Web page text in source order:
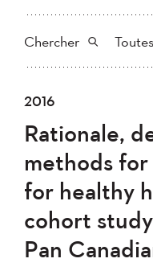
Chercher
Tout
2020
2017
2014
2011
2007
Plus récent au
Plus ancien au
2016
Rationale,
methods
for healthy
cohort
Pan